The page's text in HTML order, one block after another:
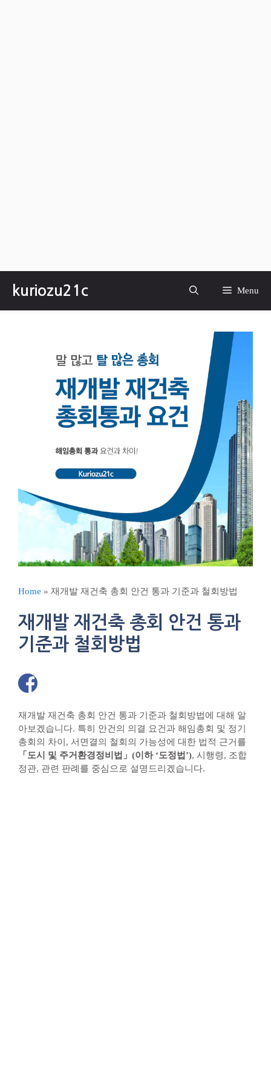
kuriozu21c Menu
Home » 재개발 재건축 총회 안건 통과 기준과 철회방법
재개발 재건축 총회 안건 통과
기준과 철회방법
재개발 재건축 총회 안건 통과 기준과 철회방법에 대해 알
아보겠습니다. 특히 안건의 의결 요건과 해임총회 및 정기
총회의 차이, 서면결의 철회의 가능성에 대한 법적 근거를
「도시 및 주거환경정비법」(이하 ‘도정법’), 시행령, 조합
정관, 관련 판례를 중심으로 설명드리겠습니다.